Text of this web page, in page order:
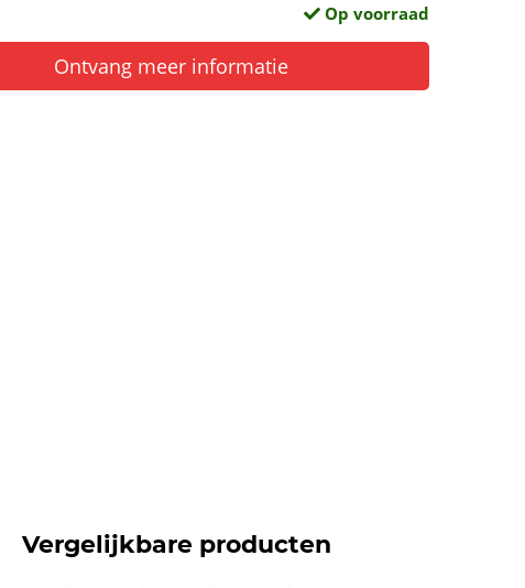
Op voorraad
Ontvang meer informatie
Vergelijkbare producten